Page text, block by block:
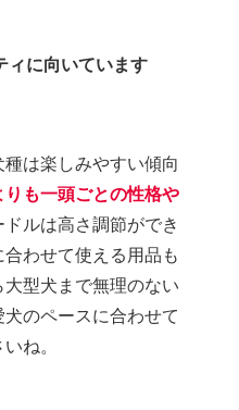
ィに向いています
は楽しみやすい傾向
りも一頭ごとの性格や
ドルは高さ調節ができ
わせて使える用品も
型犬まで無理のない
のペースに合わせて
ね。